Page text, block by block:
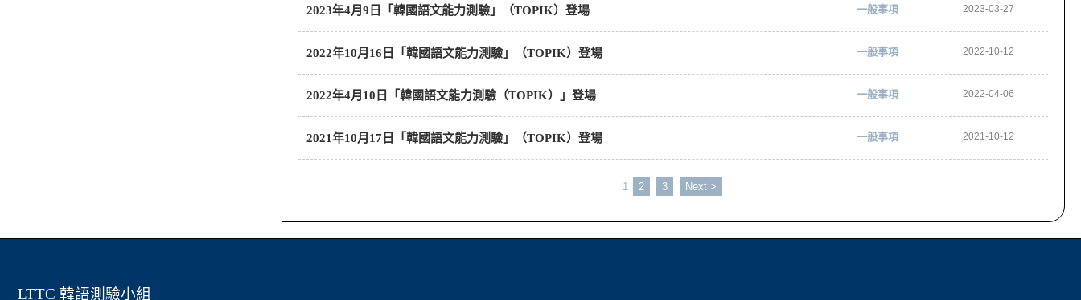
2023年4月9日「韓國語文能力測驗」（TOPIK）登場 一般事項 2023-03-27
2022年10月16日「韓國語文能力測驗」（TOPIK）登場 一般事項 2022-10-12
2022年4月10日「韓國語文能力測驗（TOPIK）」登場 一般事項 2022-04-06
2021年10月17日「韓國語文能力測驗」（TOPIK）登場 一般事項 2021-10-12
1 2 3 Next >
LTTC 韓語測驗小組